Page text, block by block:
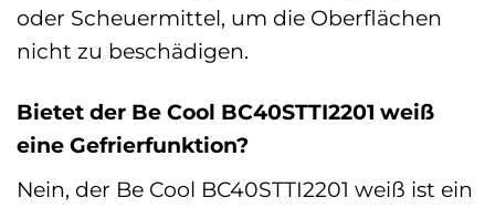
oder Scheuermittel, um die Oberflächen
nicht zu beschädigen.
Bietet der Be Cool BC40STTI2201 weiß
eine Gefrierfunktion?
Nein, der Be Cool BC40STTI2201 weiß ist ein